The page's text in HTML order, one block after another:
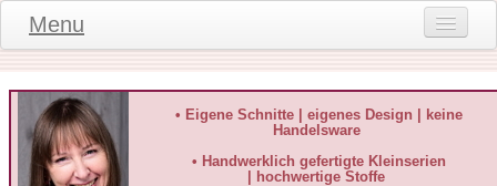
Menu
Produktinformationen
Kundeninformationen
• Eigene Schnitte | eigenes Design | keine
Handelsware
• Handwerklich gefertigte Kleinserien
| hochwertige Stoffe